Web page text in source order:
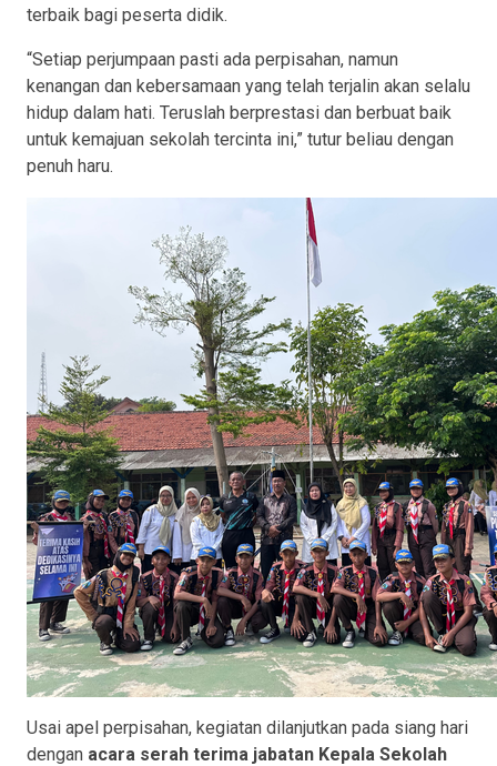
terbaik bagi peserta didik.
“Setiap perjumpaan pasti ada perpisahan, namun
kenangan dan kebersamaan yang telah terjalin akan selalu
hidup dalam hati. Teruslah berprestasi dan berbuat baik
untuk kemajuan sekolah tercinta ini,” tutur beliau dengan
penuh haru.
Usai apel perpisahan, kegiatan dilanjutkan pada siang hari
dengan acara serah terima jabatan Kepala Sekolah